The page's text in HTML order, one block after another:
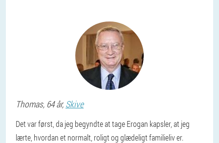
Thomas, 64 år,Skive
Det var først, da jeg begyndte at tage Erogan kapsler, at jeg
lærte, hvordan et normalt, roligt og glædeligt familieliv er.